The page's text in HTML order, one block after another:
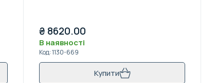
₴ 8620.00
В наявності
Код:1130-669
Купити